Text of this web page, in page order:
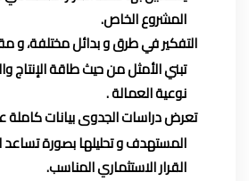
المشروع الخاص.
التفكير في طرق و بدائل مختلفة، و
تبني الأمثل من حيث طاقة الإنتاج
نوعية العمالة .
تعرض دراسات الجدوى بيانات
المستهدف و تحليلها بصورة تساعد
القرار الاستثماري المناسب.